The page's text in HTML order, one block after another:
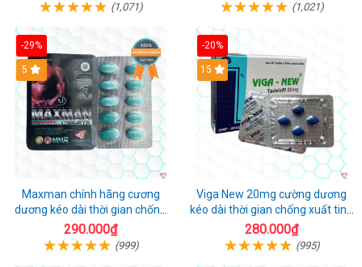
(1,071) (1,021)
-29%
Hot
5
Maxman chính hãng cương
dương kéo dài thời gian chống
xuất tinh sớm hộp 10 viên
290.000₫
(999)
-20%
15
Viga New 20mg cường dương
kéo dài thời gian chống xuất tinh
hộp 4 viên
280.000₫
(995)